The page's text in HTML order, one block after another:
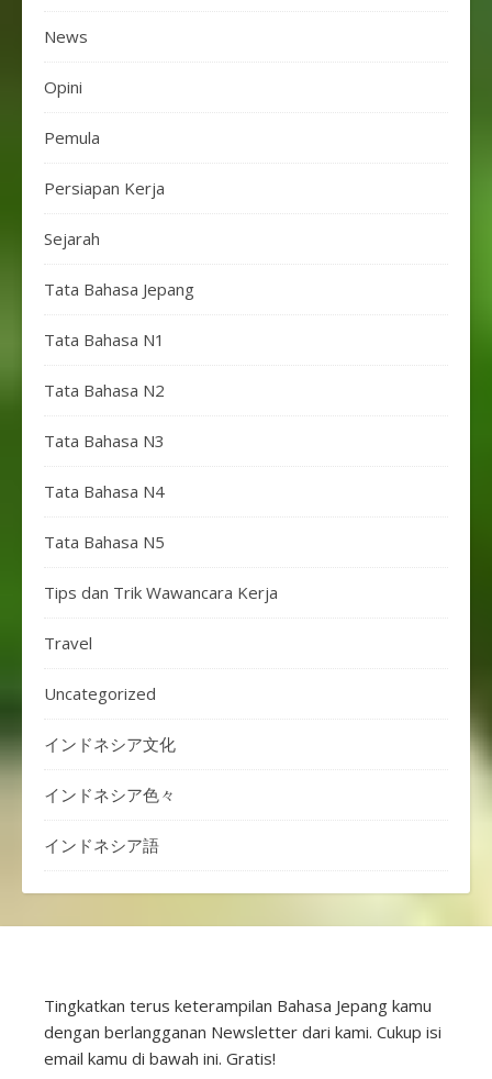
News
Opini
Pemula
Persiapan Kerja
Sejarah
Tata Bahasa Jepang
Tata Bahasa N1
Tata Bahasa N2
Tata Bahasa N3
Tata Bahasa N4
Tata Bahasa N5
Tips dan Trik Wawancara Kerja
Travel
Uncategorized
インドネシア文化
インドネシア色々
インドネシア語
Tingkatkan terus keterampilan Bahasa Jepang kamu
dengan berlangganan Newsletter dari kami. Cukup isi
email kamu di bawah ini. Gratis!